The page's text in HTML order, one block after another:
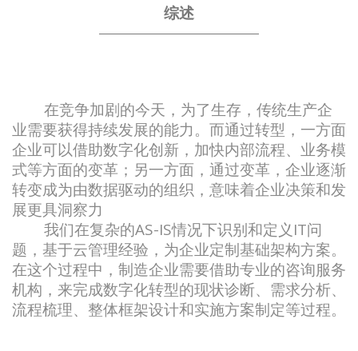
综述
在竞争加剧的今天，为了生存，传统生产企
业需要获得持续发展的能力。而通过转型，一方面
企业可以借助数字化创新，加快内部流程、业务模
式等方面的变革；另一方面，通过变革，企业逐渐
转变成为由数据驱动的组织，意味着企业决策和发
展更具洞察力
我们在复杂的AS-IS情况下识别和定义IT问
题，基于云管理经验，为企业定制基础架构方案。
在这个过程中，制造企业需要借助专业的咨询服务
机构，来完成数字化转型的现状诊断、需求分析、
流程梳理、整体框架设计和实施方案制定等过程。